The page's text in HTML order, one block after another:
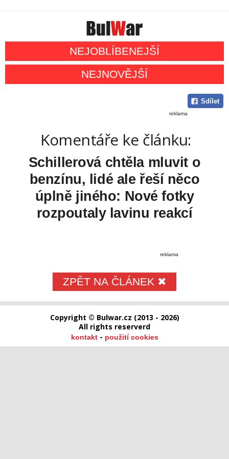
NEJOBLÍBENEJŠÍ
NEJNOVĚJŠÍ
Sdílet
reklama
Komentáře ke článku:
Schillerová chtěla mluvit o
benzínu, lidé ale řeší něco
úplně jiného: Nové fotky
rozpoutaly lavinu reakcí
reklama
ZPĚT NA ČLÁNEK ✖
Copyright © Bulwar.cz (2013 - 2026)
All rights reserverd
kontakt- použití cookies